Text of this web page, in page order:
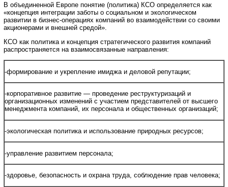
В объединенной Европе понятие (политика) КСО определяется как
«концепция интеграции заботы о социальном и экологическом
развитии в бизнес-операциях компаний во взаимодействии со своими
акционерами и внешней средой».
КСО как политика и концепция стратегического развития компаний
распространяется на взаимосвязанные направления:
-формирование и укрепление имиджа и деловой репутации;
-корпоративное развитие — проведение реструктуризаций и
организационных изменений с участием представителей от высшего
менеджмента компаний, их персонала и общественных организаций;
-экологическая политика и использование природных ресурсов;
-управление развитием персонала;
-здоровье, безопасность и охрана труда, соблюдение прав человека;